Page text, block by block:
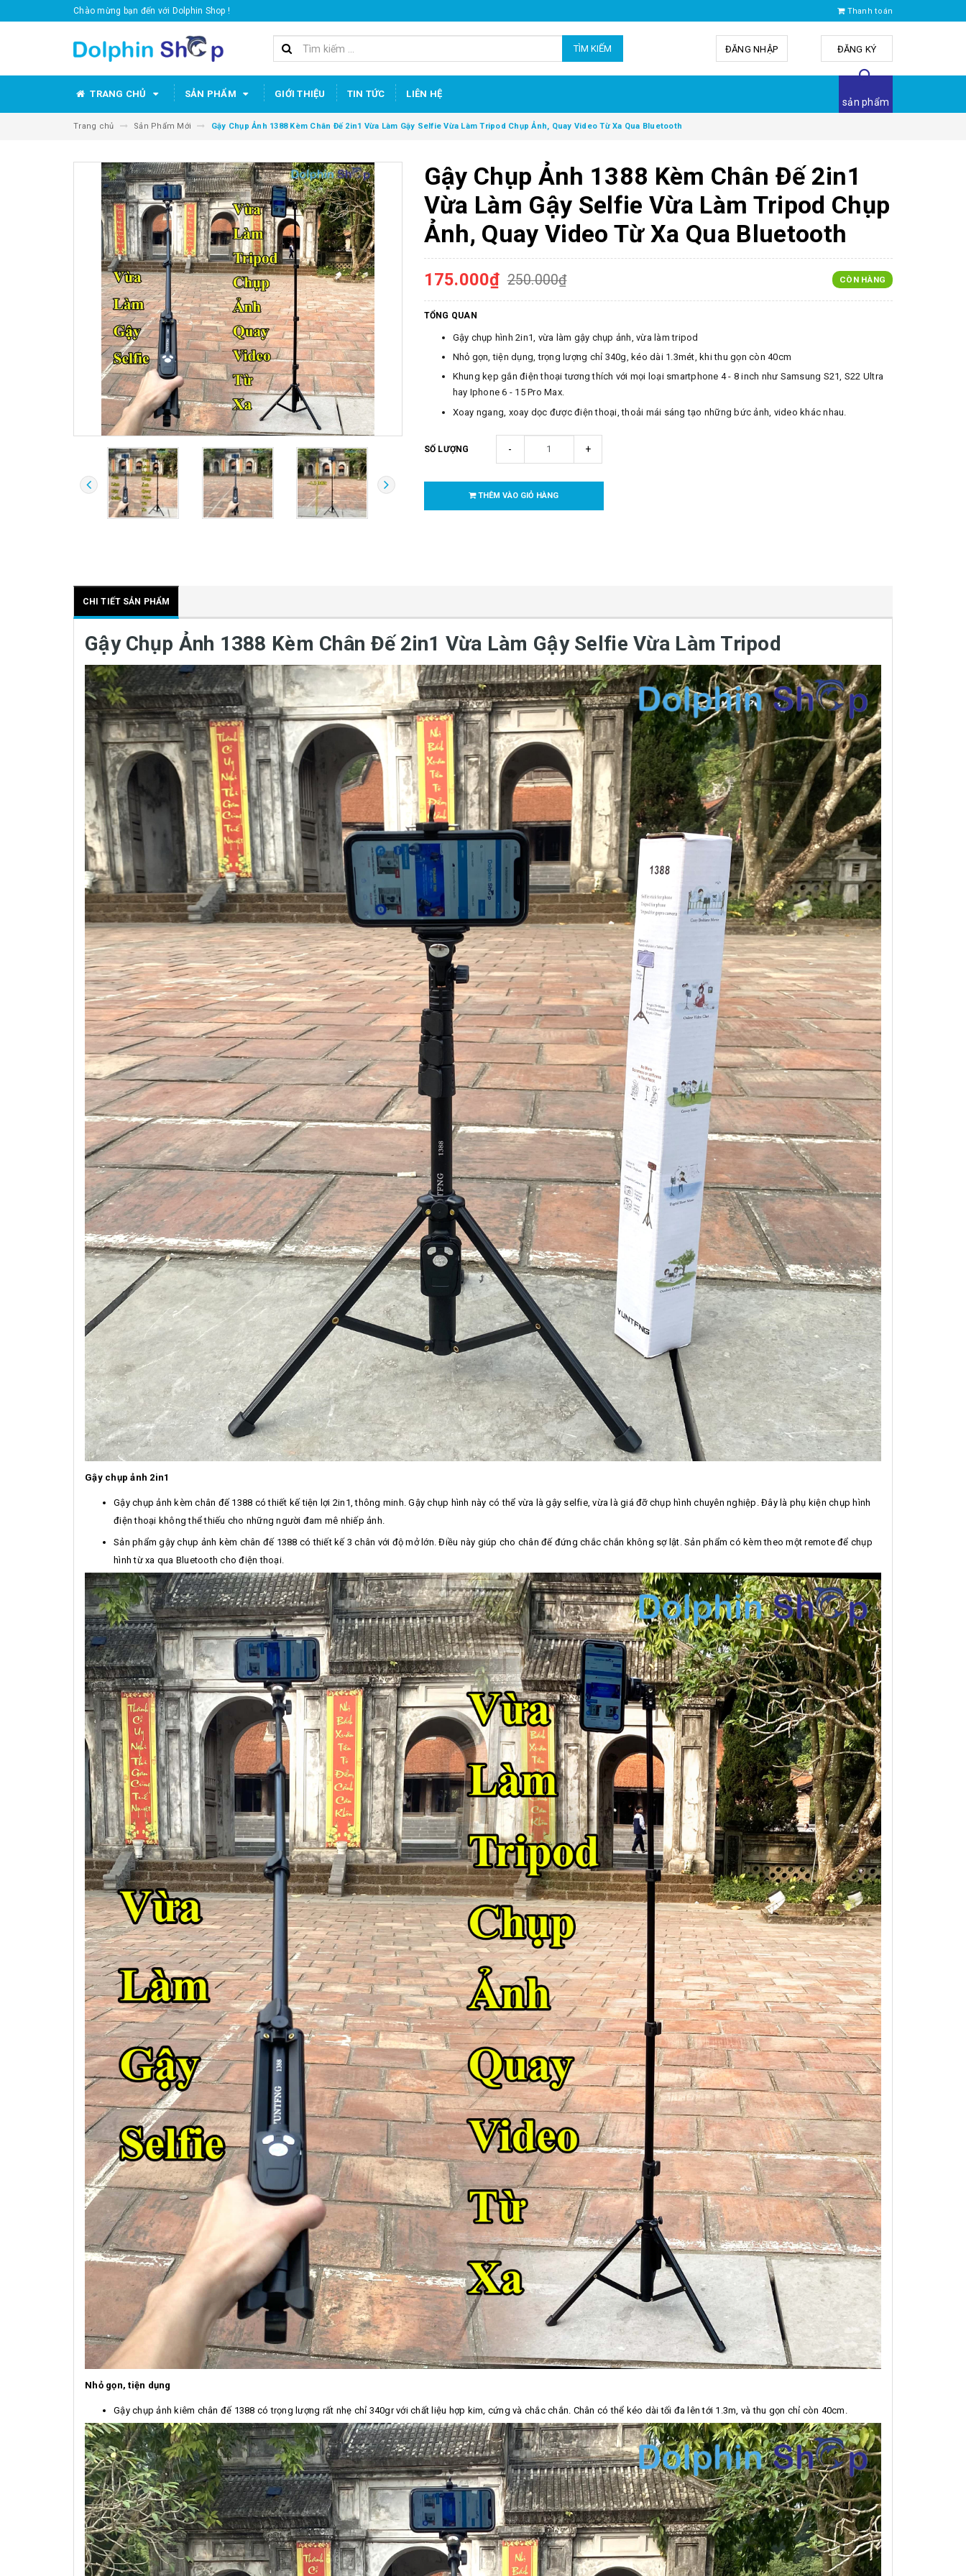
Chào mừng bạn đến với Dolphin Shop ! Thanh toán
TÌM KIẾM ĐĂNG NHẬP ĐĂNG KÝ
TRANG CHỦ SẢN PHẨM GIỚI THIỆU TIN TỨC LIÊN HỆ
sản phẩm
Trang chủ Sản Phẩm Mới Gậy Chụp Ảnh 1388 Kèm Chân Đế 2in1 Vừa Làm Gậy Selfie Vừa Làm Tripod Chụp Ảnh, Quay Video Từ Xa Qua Bluetooth
Gậy Chụp Ảnh 1388 Kèm Chân Đế 2in1
Vừa Làm Gậy Selfie Vừa Làm Tripod Chụp
Ảnh, Quay Video Từ Xa Qua Bluetooth
175.000₫ 250.000₫ CÒN HÀNG
TỔNG QUAN
Gậy chụp hình 2in1, vừa làm gậy chụp ảnh, vừa làm tripod
Nhỏ gọn, tiện dụng, trọng lượng chỉ 340g, kéo dài 1.3mét, khi thu gọn còn 40cm
Khung kẹp gắn điện thoại tương thích với mọi loại smartphone 4 - 8 inch như Samsung S21, S22 Ultra
hay Iphone 6 - 15 Pro Max.
Xoay ngang, xoay dọc được điện thoại, thoải mái sáng tạo những bức ảnh, video khác nhau.
SỐ LƯỢNG - +
THÊM VÀO GIỎ HÀNG
CHI TIẾT SẢN PHẨM
Gậy Chụp Ảnh 1388 Kèm Chân Đế 2in1 Vừa Làm Gậy Selfie Vừa Làm Tripod
Gậy chụp ảnh 2in1
Gậy chụp ảnh kèm chân đế 1388 có thiết kế tiện lợi 2in1, thông minh. Gậy chụp hình này có thể vừa là gậy selfie, vừa là giá đỡ chụp hình chuyên nghiệp. Đây là phụ kiện chụp hình
điện thoại không thể thiếu cho những người đam mê nhiếp ảnh.
Sản phẩm gậy chụp ảnh kèm chân đế 1388 có thiết kế 3 chân với độ mở lớn. Điều này giúp cho chân đế đứng chắc chắn không sợ lật. Sản phẩm có kèm theo một remote để chụp
hình từ xa qua Bluetooth cho điện thoại.
Nhỏ gọn, tiện dụng
Gậy chụp ảnh kiêm chân đế 1388 có trọng lượng rất nhẹ chỉ 340gr với chất liệu hợp kim, cứng và chắc chắn. Chân có thể kéo dài tối đa lên tới 1.3m, và thu gọn chỉ còn 40cm.